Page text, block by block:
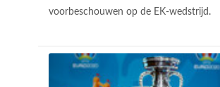
voorbeschouwen op de EK-wedstrijd.